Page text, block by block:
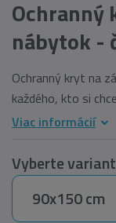
Ochranný
nábytok -
Ochranný kryt na
každého, kto si
Viac informácií
Vyberte
90x150 cm